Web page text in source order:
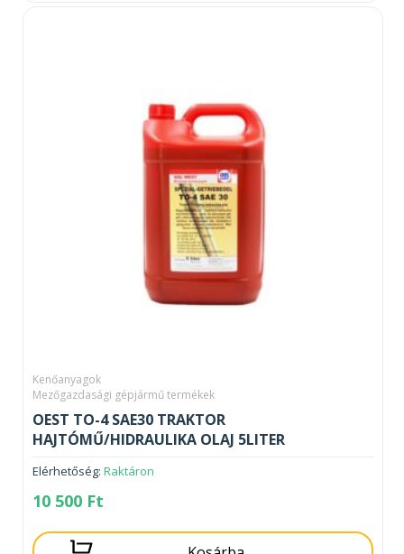
Kenőanyagok
Mezőgazdasági gépjármű termékek
OEST TO-4 SAE30 TRAKTOR
HAJTÓMŰ/HIDRAULIKA OLAJ 5LITER
Elérhetőség: Raktáron
10 500 Ft